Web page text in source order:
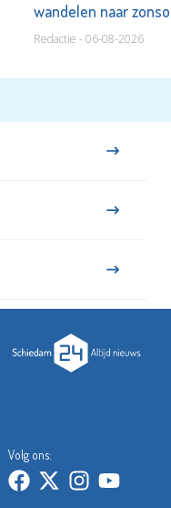
wandelen naar
te staan bij suïcide
Redactie - 06-08-2026
Volg ons: